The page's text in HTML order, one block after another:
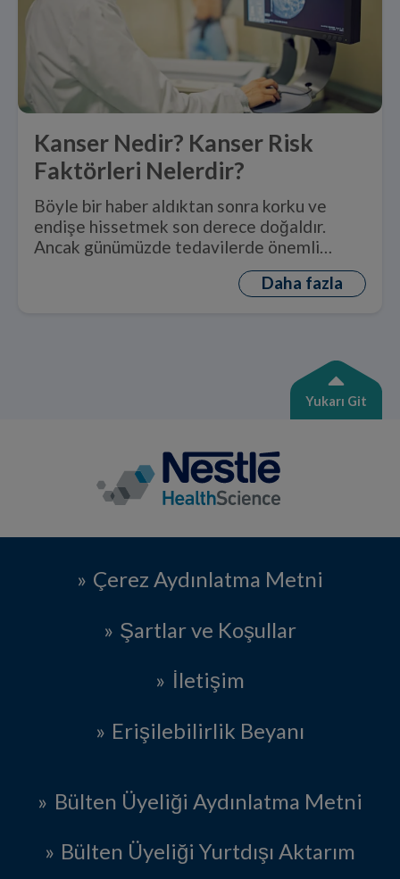
Kanser Nedir? Kanser Risk
Faktörleri Nelerdir?
Böyle bir haber aldıktan sonra korku ve
endişe hissetmek son derece doğaldır.
Ancak günümüzde tedavilerde önemli
ilerlemeler kaydedilmiştir ve erken teşhis
ile iyileşme şansı büyük ölçüdeDaha fazla
Yukarı Git
Çerez Aydınlatma Metni
Şartlar ve Koşullar
İletişim
Erişilebilirlik Beyanı
Bülten Üyeliği Aydınlatma Metni
Bülten Üyeliği Yurtdışı Aktarım